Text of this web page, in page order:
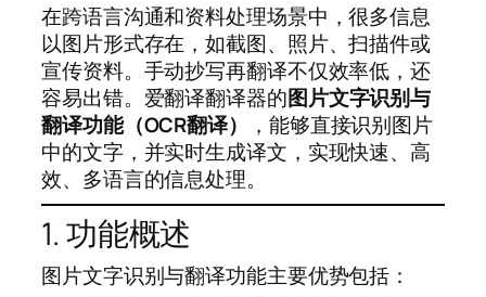
在跨语言沟通和资料处理场景中，很多信息
以图片形式存在，如截图、照片、扫描件或
宣传资料。手动抄写再翻译不仅效率低，还
容易出错。爱翻译翻译器的图片文字识别与
翻译功能（OCR翻译）
，能够直接识别图片
中的文字，并实时生成译文，实现快速、高
效、多语言的信息处理。
1. 功能概述
图片文字识别与翻译功能主要优势包括：